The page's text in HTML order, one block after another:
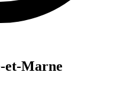
et-Marne